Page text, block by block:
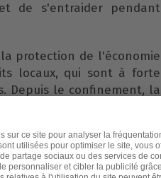
de s'entraider pendant
protection de l'économie
locaux, qui sont à forte
Depuis le confinement, la
parisienne a nettement
Monsieur Emmanuel
n'est pas favorable à